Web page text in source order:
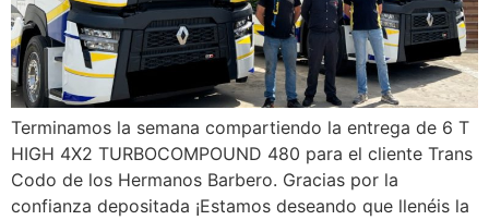
Terminamos la semana compartiendo la entrega de 6 T
HIGH 4X2 TURBOCOMPOUND 480 para el cliente Trans
Codo de los Hermanos Barbero. Gracias por la
confianza depositada ¡Estamos deseando que llenéis la